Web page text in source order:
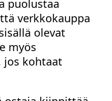
puolustaa
verkkokauppa
olevat
myös
jos kohtaat